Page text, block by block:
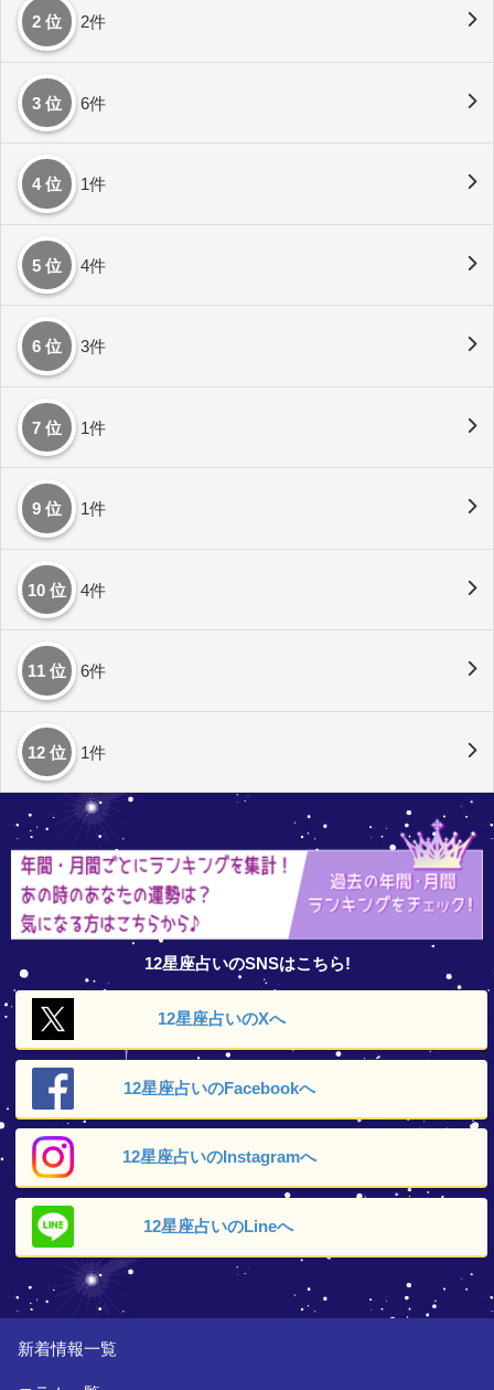
2 位 2件
3 位 6件
4 位 1件
5 位 4件
6 位 3件
7 位 1件
9 位 1件
10 位 4件
11 位 6件
12 位 1件
12星座占いのSNSはこちら!
12星座占いのXへ
12星座占いのFacebookへ
12星座占いのInstagramへ
12星座占いのLineへ
新着情報一覧